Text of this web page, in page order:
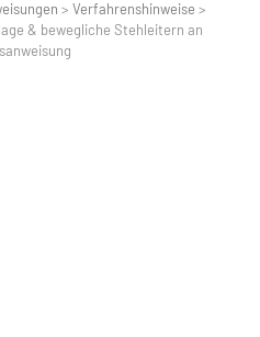
> Verfahrenshinweise >
& bewegliche Stehleitern an